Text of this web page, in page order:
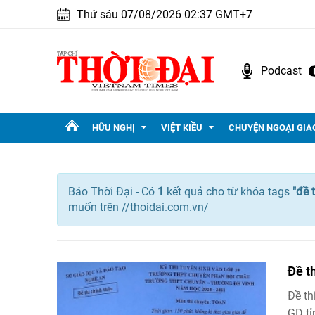
Thứ sáu 07/08/2026 02:37 GMT+7
Podcast
HỮU NGHỊ VIỆT KIỀU CHUYỆN NGOẠI
Báo Thời Đại - Có 1 kết quả cho từ khóa tags "đề
muốn trên //thoidai.com.vn/
Đề
Đề